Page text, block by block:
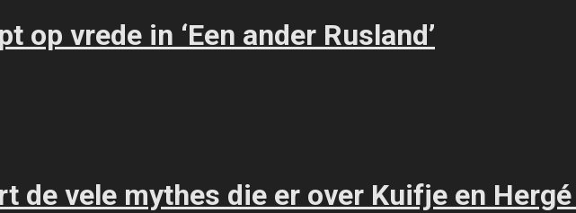
op vrede in ‘Een ander Rusland’
de vele mythes die er over Kuifje en